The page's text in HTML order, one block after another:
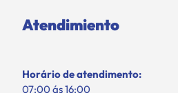
Atendimiento
Horário de atendimento:
07:00 ás 16:00